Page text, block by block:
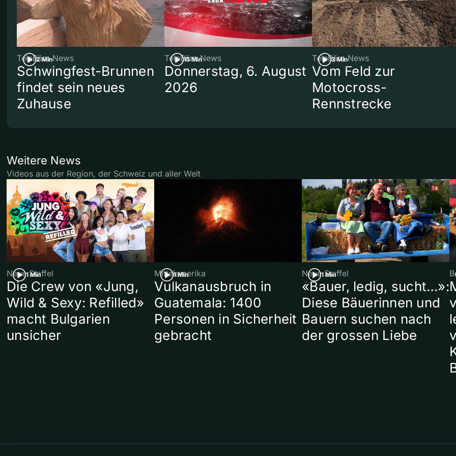
2 Min
TeleBärn News
Schwingfest-Brunnen
findet sein neues
Zuhause
15 Min
TeleBärn News
Donnerstag, 6. August
2026
3 Min
TeleBärn News
Vom Feld zur
Motocross-
Rennstrecke
Weitere News
Videos aus der Region, der Schweiz und aller Welt
1 Min
Neue Staffel
Die Crew von «Jung,
Wild & Sexy: Refilled»
macht Bulgarien
unsicher
1 Min
Mittelamerika
Vulkanausbruch in
Guatemala: 1400
Personen in Sicherheit
gebracht
1 Min
Neue Staffel
«Bauer, ledig, sucht…»:
Diese Bäuerinnen und
Bauern suchen nach
der grossen Liebe